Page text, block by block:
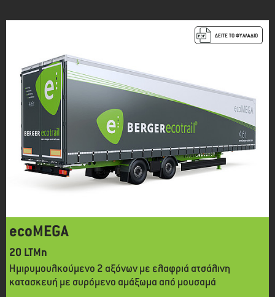
ecoMEGA
20 LTMn
Ημιρυμουλκούμενο 2 αξόνων με ελαφριά ατσάλινη
κατασκευή με συρόμενο αμάξωμα από μουσαμά
ΔΕΙΤΕ ΤΟ ΦΥΛΛΑΔΙΟ